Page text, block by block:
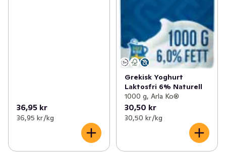
36,95 kr
36,95 kr /kg
Grekisk Yoghurt
Laktosfri 6% Naturell
1000 g, Arla Ko®
30,50 kr
30,50 kr /kg